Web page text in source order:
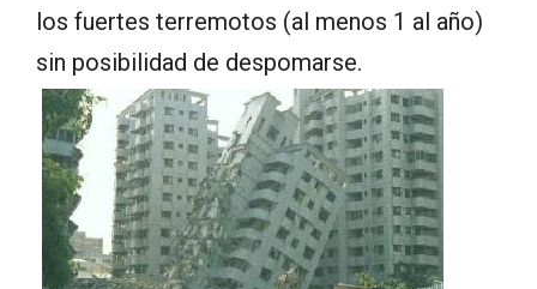
los fuertes terremotos (al menos 1 al año)
sin posibilidad de despomarse.